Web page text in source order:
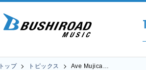
トップ トピックス Ave Mujica…